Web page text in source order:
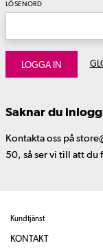
LÖSENORD
LOGGA IN
Saknar du
Kontakta oss på
50, så ser vi till att du
Kundtjänst
KONTAKT